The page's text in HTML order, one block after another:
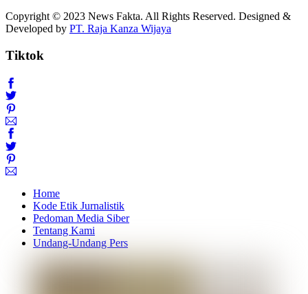
Copyright © 2023 News Fakta. All Rights Reserved. Designed &
Developed by PT. Raja Kanza Wijaya
Tiktok
Home
Kode Etik Jurnalistik
Pedoman Media Siber
Tentang Kami
Undang-Undang Pers